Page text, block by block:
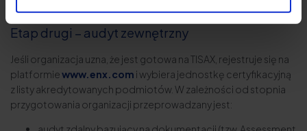
pozytywne zakończenie audytu.
Etap drugi – audyt zewnętrzny
Jeśli organizacja uzna, że jest gotowa na TISAX, rejestruje się na
platformiewww.enx.com i wybiera jednostkę certyfikacyjną
z listy akredytowanych podmiotów. W zależności od stopnia
przygotowania organizacji przeprowadzany jest: